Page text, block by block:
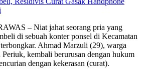
– Niat jahat seorang pria yang
di sebuah konter ponsel di Kecamatan
Ahmad Marzuli (29), warga
kembali berurusan dengan hukum
dengan kekerasan (curat).